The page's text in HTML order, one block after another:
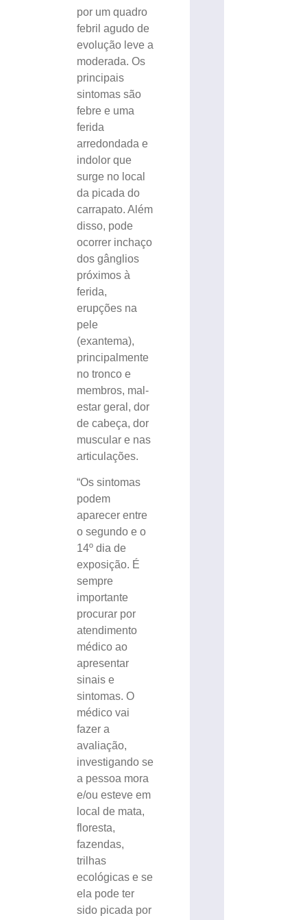
por um quadro
febril agudo de
evolução leve a
moderada. Os
principais
sintomas são
febre e uma
ferida
arredondada e
indolor que
surge no local
da picada do
carrapato. Além
disso, pode
ocorrer inchaço
dos gânglios
próximos à
ferida,
erupções na
pele
(exantema),
principalmente
no tronco e
membros, mal-
estar geral, dor
de cabeça, dor
muscular e nas
articulações.
“Os sintomas
podem
aparecer entre
o segundo e o
14º dia de
exposição. É
sempre
importante
procurar por
atendimento
médico ao
apresentar
sinais e
sintomas. O
médico vai
fazer a
avaliação,
investigando se
a pessoa mora
e/ou esteve em
local de mata,
floresta,
fazendas,
trilhas
ecológicas e se
ela pode ter
sido picada por